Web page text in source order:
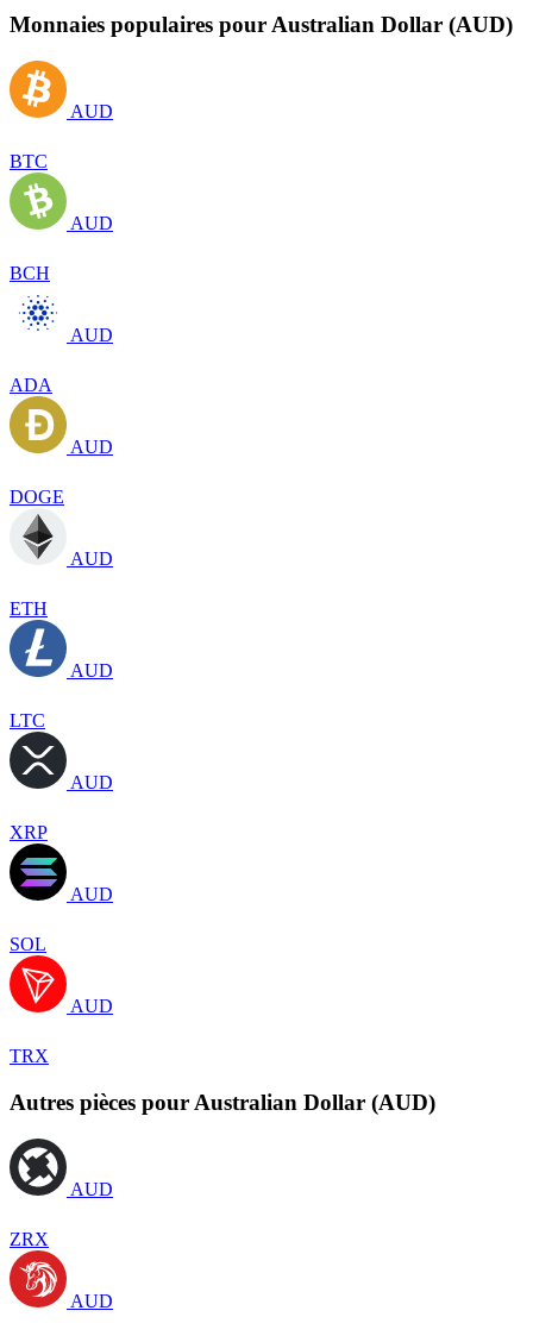
Monnaies populaires pour Australian Dollar (AUD)
AUD
BTC
AUD
BCH
AUD
ADA
AUD
DOGE
AUD
ETH
AUD
LTC
AUD
XRP
AUD
SOL
AUD
TRX
Autres pièces pour Australian Dollar (AUD)
AUD
ZRX
AUD